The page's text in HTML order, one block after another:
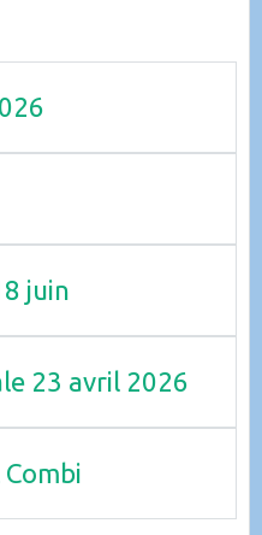
juin
23 avril 2026